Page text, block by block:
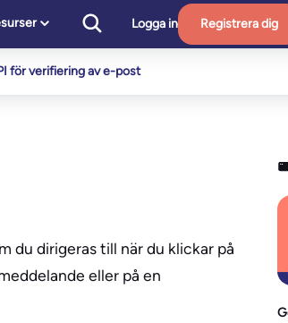
Logga in Registrera dig
för verifiering av e-post
du dirigeras till när du klickar på
eller på en